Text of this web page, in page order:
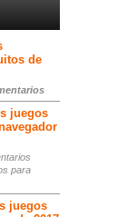
de
juegos
para
juegos